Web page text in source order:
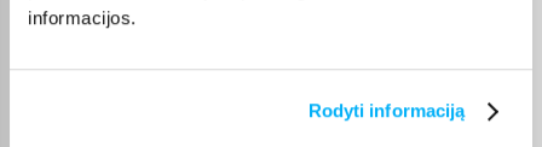
informacijos.
Rodyti informaciją
Patogus, kokybiškas dantų šepetėlis